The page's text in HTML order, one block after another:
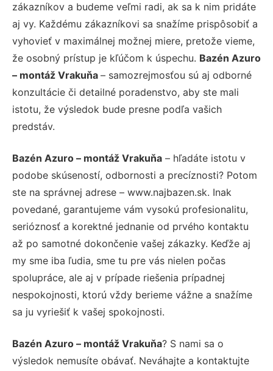
zákazníkov a budeme veľmi radi, ak sa k nim pridáte
aj vy. Každému zákazníkovi sa snažíme prispôsobiť a
vyhovieť v maximálnej možnej miere, pretože vieme,
že osobný prístup je kľúčom k úspechu. Bazén Azuro
– montáž Vrakuňa – samozrejmosťou sú aj odborné
konzultácie či detailné poradenstvo, aby ste mali
istotu, že výsledok bude presne podľa vašich
predstáv.
Bazén Azuro – montáž Vrakuňa – hľadáte istotu v
podobe skúseností, odbornosti a precíznosti? Potom
ste na správnej adrese – www.najbazen.sk. Inak
povedané, garantujeme vám vysokú profesionalitu,
serióznosť a korektné jednanie od prvého kontaktu
až po samotné dokončenie vašej zákazky. Keďže aj
my sme iba ľudia, sme tu pre vás nielen počas
spolupráce, ale aj v prípade riešenia prípadnej
nespokojnosti, ktorú vždy berieme vážne a snažíme
sa ju vyriešiť k vašej spokojnosti.
Bazén Azuro – montáž Vrakuňa? S nami sa o
výsledok nemusíte obávať. Neváhajte a kontaktujte